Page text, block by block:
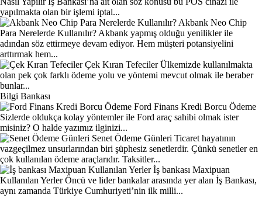
yapılmakta olan bir işlemi iptal...
Akbank Neo Chip
Para Nerelerde Kullanılır? Akbank yapmış olduğu yenilikler ile
adından söz ettirmeye devam ediyor. Hem müşteri potansiyelini
arttırmak hem...
Çek Kıran Tefeciler Ülkemizde kullanılmakta
olan pek çok farklı ödeme yolu ve yöntemi mevcut olmak ile beraber
bunlar...
Bilgi Bankası
Ford Finans Kredi Borcu Ödeme
Sizlerde oldukça kolay yöntemler ile Ford araç sahibi olmak ister
misiniz? O halde yazımız ilginizi...
Senet Ödeme Günleri Ticaret hayatının
vazgeçilmez unsurlarından biri şüphesiz senetlerdir. Çünkü senetler en
çok kullanılan ödeme araçlarıdır. Taksitler...
İş bankası Maxipuan
Kullanılan Yerler Öncü ve lider bankalar arasında yer alan İş Bankası,
aynı zamanda Türkiye Cumhuriyeti’nin ilk milli...